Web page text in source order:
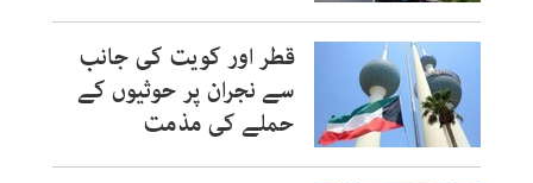
قطر اور کویت کی جانب
سے نجران پر حوثیوں کے
حملے کی مذمت